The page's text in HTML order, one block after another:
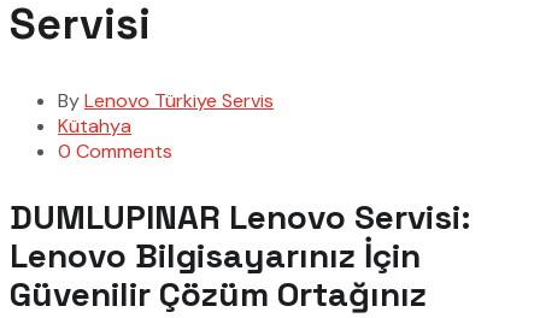
Servisi
ByLenovo Türkiye Servis
Kütahya
0 Comments
DUMLUPINAR Lenovo Servisi:
Lenovo Bilgisayarınız İçin
Güvenilir Çözüm Ortağınız